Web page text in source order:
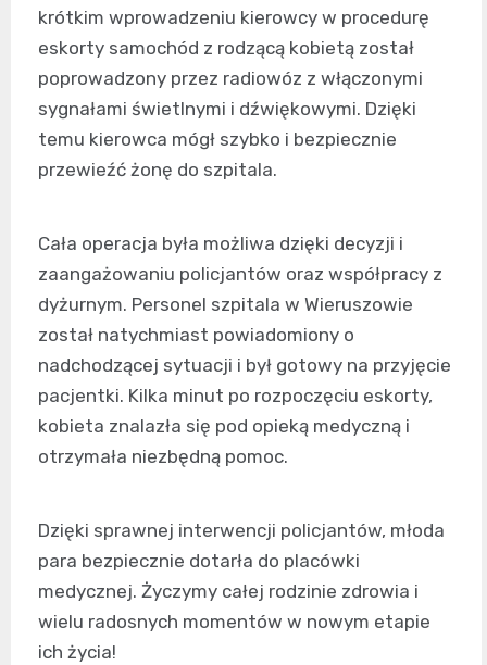
krótkim wprowadzeniu kierowcy w procedurę
eskorty samochód z rodzącą kobietą został
poprowadzony przez radiowóz z włączonymi
sygnałami świetlnymi i dźwiękowymi. Dzięki
temu kierowca mógł szybko i bezpiecznie
przewieźć żonę do szpitala.
Cała operacja była możliwa dzięki decyzji i
zaangażowaniu policjantów oraz współpracy z
dyżurnym. Personel szpitala w Wieruszowie
został natychmiast powiadomiony o
nadchodzącej sytuacji i był gotowy na przyjęcie
pacjentki. Kilka minut po rozpoczęciu eskorty,
kobieta znalazła się pod opieką medyczną i
otrzymała niezbędną pomoc.
Dzięki sprawnej interwencji policjantów, młoda
para bezpiecznie dotarła do placówki
medycznej. Życzymy całej rodzinie zdrowia i
wielu radosnych momentów w nowym etapie
ich życia!